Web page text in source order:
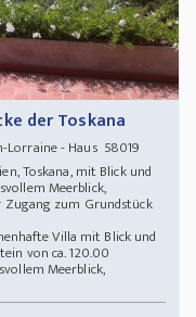
der Toskana
Lorraine - Haus 58019
Toskana, mit Blick und
Meerblick,
Zugang zum Grundstück
Villa mit Blick und
von ca. 120.00
Meerblick,